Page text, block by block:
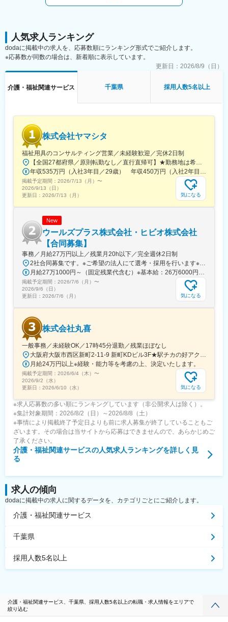
人気求人ランキング
dodaに掲載中の求人を、応募数順にランキング形式でご紹介します。
※応募数が同数の場合は、新着順に表示しています。
更新日： 2026/8/9（日）
介護・福祉関連サービス 千葉県 採用人数5名以上
株式会社ヤマシタ
福祉用具のコンサルティング営業／未経験歓迎／完休2日制
掲載予定期間： 2026/7/13（月） 〜
2026/9/13（日）
更新日： 2026/7/13（月） 気になる
New
ウールズプラス株式会社・ヒビオ株式会社
【合同募集】
事務／月給27万円以上／残業月20h以下／完全週休2日制
掲載予定期間： 2026/7/6（月） 〜
2026/9/6（日）
更新日： 2026/7/6（月） 気になる
株式会社丸喜
一般事務／未経験OK／17時45分退勤／残業ほぼなし
月給24万円以上※経験・能力等を考慮の上、決定いたします。
掲載予定期間： 2026/6/4（木） 〜
2026/9/2（水）
更新日： 2026/6/10（水） 気になる
※求人応募数の多い順にランキングしています（非公開求人は除く）。
※集計対象期間：2026/8/2（日）～2026/8/8（土）
※事情により掲載終了予定日よりも前に求人募集が終了していることもご
ざいます。その場合は当サイトから応募はできませんので、あらかじめご
了承ください。
介護・福祉関連サービスの人気求人ランキングを詳しく見
る
求人の傾向
dodaに掲載中の求人に関するデータを、カテゴリごとにご紹介します。
介護・福祉関連サービス
千葉県
採用人数5名以上
介護・福祉関連サービス、千葉県、採用人数5名以上の転職・求人情報をエリアで
絞り込む